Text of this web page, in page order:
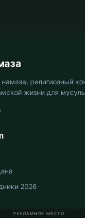
РЕКЛАМНОЕ МЕСТО
религиозный
жизни для
2026